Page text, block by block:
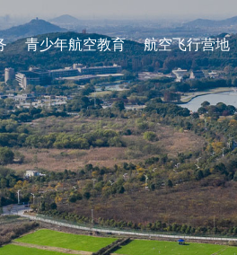
青少年航空教育 航空飞行营地